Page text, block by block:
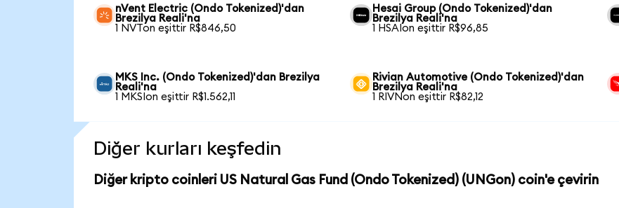
nVent Electric (Ondo Tokenized)'dan
Brezilya Reali'na
1 NVTon eşittir R$846,50
Hesai Group (Ondo Tokenized)'dan
Brezilya Reali'na
1 HSAIon eşittir R$96,85
MKS Inc. (Ondo Tokenized)'dan Brezilya
Reali'na
1 MKSIon eşittir R$1.562,11
Rivian Automotive (Ondo Tokenized)'dan
Brezilya Reali'na
1 RIVNon eşittir R$82,12
Diğer kurları keşfedin
Diğer kripto coinleri US Natural Gas Fund (Ondo Tokenized) (UNGon) coin'e çevirin